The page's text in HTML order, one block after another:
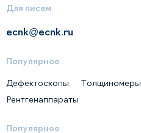
Для писем
ecnk@ecnk.ru
Популярное
Дефектоскопы Толщиномеры
Рентгенаппараты
Популярное